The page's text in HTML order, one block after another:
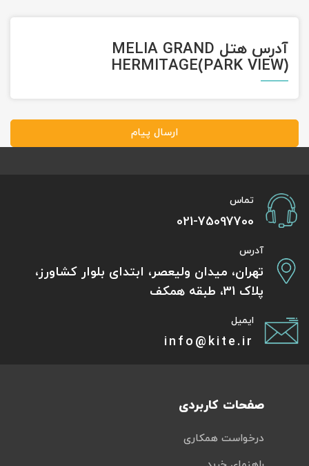
آدرس هتل MELIA GRAND
HERMITAGE(PARK VIEW)
ارسال پیام
تماس
021-75097700
آدرس
تهران، میدان ولیعصر، ابتدای بلوار کشاورز،
پلاک 31، طبقه همکف
ایمیل
info@kite.ir
صفحات کاربردی
درخواست همکاری
تور آفرود